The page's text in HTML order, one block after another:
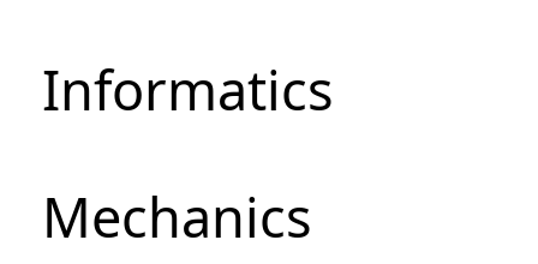
Informatics
Mechanics